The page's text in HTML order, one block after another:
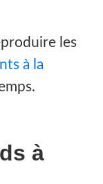
les
à la
à